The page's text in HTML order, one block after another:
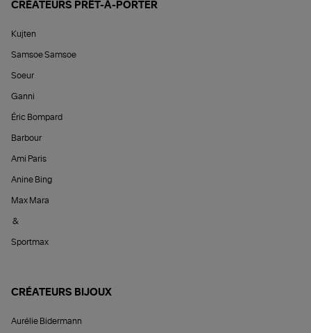
CRÉATEURS PRÊT-À-PORTER
Kujten
Samsoe Samsoe
Soeur
Ganni
Éric Bompard
Barbour
Ami Paris
Anine Bing
Max Mara
&
Sportmax
CRÉATEURS BIJOUX
Aurélie Bidermann